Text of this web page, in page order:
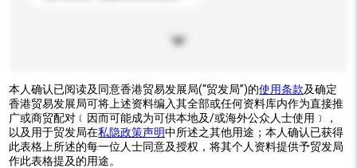
本人确认已阅读及同意香港贸易发展局(“贸发局”)的使用条款及确定
香港贸易发展局可将上述资料编入其全部或任何资料库内作为直接推
广或商贸配对﹝因而可能成为可供本地及/或海外公众人士使用﹞，
以及用于贸发局在私隐政策声明中所述之其他用途；本人确认已获得
此表格上所述的每一位人士同意及授权，将其个人资料提供予贸发局
作此表格提及的用途。